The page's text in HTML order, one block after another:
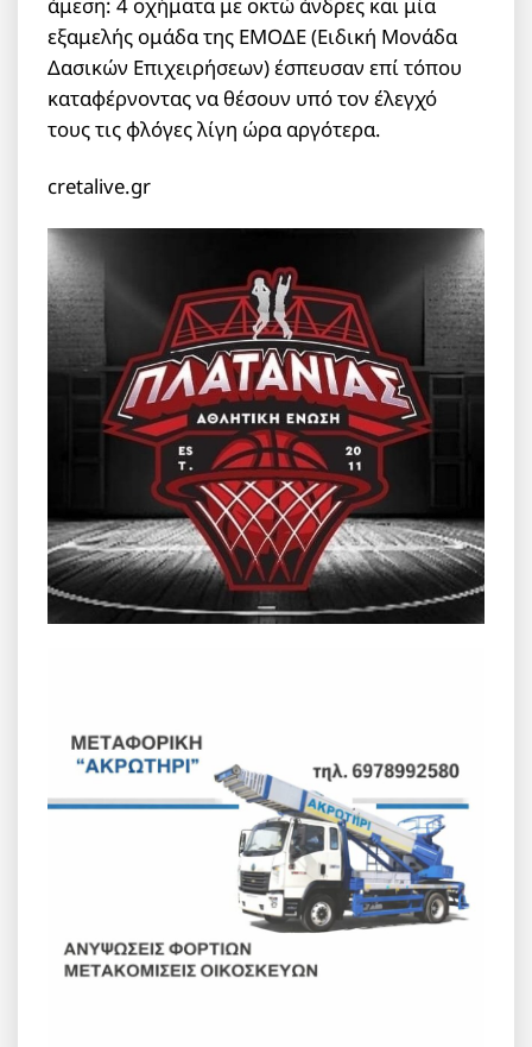
άμεση: 4 οχήματα με οκτώ άνδρες και μία
εξαμελής ομάδα της ΕΜΟΔΕ (Ειδική Μονάδα
Δασικών Επιχειρήσεων) έσπευσαν επί τόπου
καταφέρνοντας να θέσουν υπό τον έλεγχό
τους τις φλόγες λίγη ώρα αργότερα.
cretalive.gr